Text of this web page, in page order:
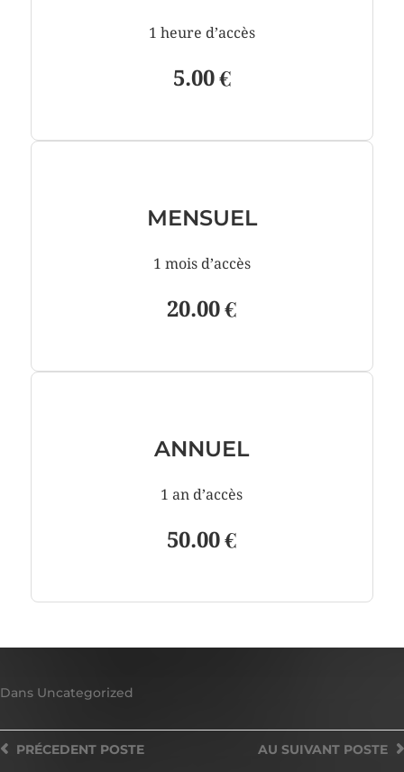
1 heure d’accès
5.00 €
MENSUEL
1 mois d’accès
20.00 €
ANNUEL
1 an d’accès
50.00 €
Dans Uncategorized
AU SUIVANT POSTE
PRÉCEDENT POSTE